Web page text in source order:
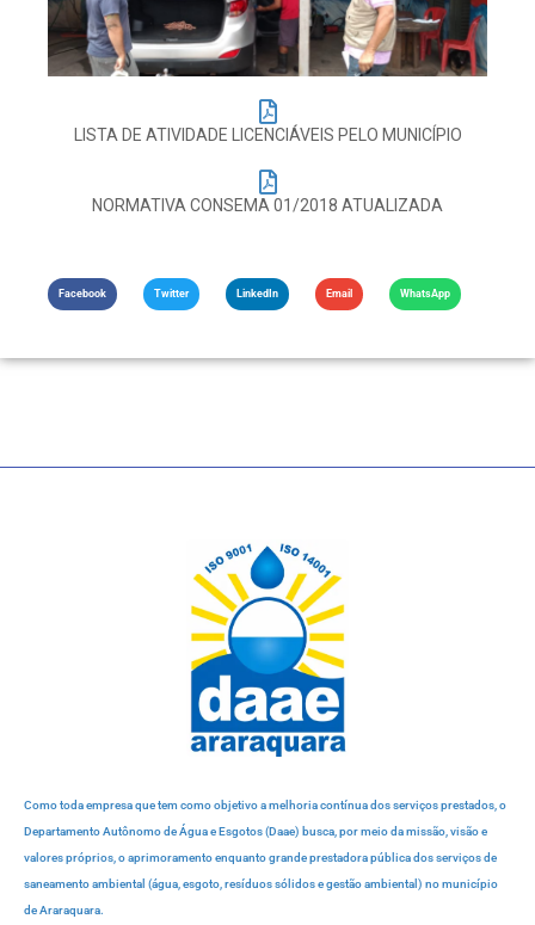
LISTA DE ATIVIDADE LICENCIÁVEIS PELO MUNICÍPIO
NORMATIVA CONSEMA 01/2018 ATUALIZADA
Facebook Twitter LinkedIn Email WhatsApp
Como toda empresa que tem como objetivo a melhoria contínua dos serviços prestados, o
Departamento Autônomo de Água e Esgotos (Daae) busca, por meio da missão, visão e
valores próprios, o aprimoramento enquanto grande prestadora pública dos serviços de
saneamento ambiental (água, esgoto, resíduos sólidos e gestão ambiental) no município
de Araraquara.